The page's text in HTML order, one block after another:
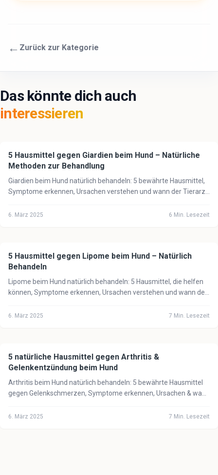
← Zurück zur Kategorie
Das könnte dich auch
interessieren
🐕 Hund
5 Hausmittel gegen Giardien beim Hund – Natürliche
Methoden zur Behandlung
Giardien beim Hund natürlich behandeln: 5 bewährte Hausmittel,
Symptome erkennen, Ursachen verstehen und wann der Tierarzt
6. März 2025 6 Min. Lesezeit
🐕 Hund
5 Hausmittel gegen Lipome beim Hund – Natürlich
Behandeln
Lipome beim Hund natürlich behandeln: 5 Hausmittel, die helfen
können, Symptome erkennen, Ursachen verstehen und wann der
6. März 2025 7 Min. Lesezeit
🐕 Hund
5 natürliche Hausmittel gegen Arthritis &
Gelenkentzündung beim Hund
Arthritis beim Hund natürlich behandeln: 5 bewährte Hausmittel
gegen Gelenkschmerzen, Symptome erkennen, Ursachen & wann
6. März 2025 7 Min. Lesezeit